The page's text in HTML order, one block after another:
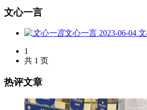
文心一言
文心一言 2023-06-04
1
共 1 页
热评文章